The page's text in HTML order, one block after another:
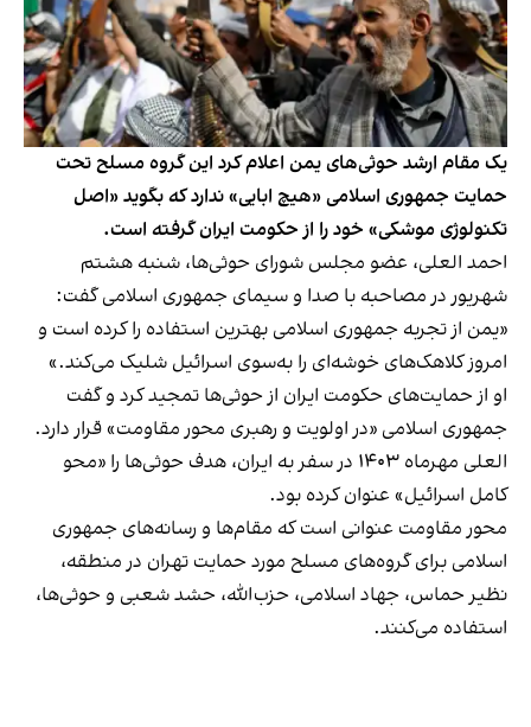
یک مقام ارشد حوثی‌های یمن اعلام کرد این گروه مسلح تحت
حمایت جمهوری اسلامی «هیچ ابایی» ندارد که بگوید «اصل
تکنولوژی موشکی» خود را از حکومت ایران گرفته است.
احمد العلی، عضو مجلس شورای حوثی‌ها، شنبه هشتم
شهریور در مصاحبه با صدا و سیمای جمهوری اسلامی گفت:
«یمن از تجربه جمهوری اسلامی بهترین استفاده را کرده است و
امروز کلاهک‌های خوشه‌ای را به‌سوی اسرائیل شلیک می‌کند.»
او از حمایت‌های حکومت ایران از حوثی‌ها تمجید کرد و گفت
جمهوری اسلامی «در اولویت و رهبری محور مقاومت» قرار دارد.
العلی مهرماه ۱۴۰۳ در سفر به ایران، هدف حوثی‌ها را «محو
کامل اسرائیل» عنوان کرده بود.
محور مقاومت عنوانی است که مقام‌ها و رسانه‌های جمهوری
اسلامی برای گروه‌های مسلح مورد حمایت تهران در منطقه،
نظیر حماس، جهاد اسلامی، حزب‌الله، حشد شعبی و حوثی‌ها،
استفاده می‌کنند.